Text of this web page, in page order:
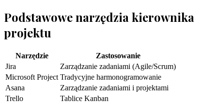
Podstawowe narzędzia kierownika
projektu
Narzędzie
Zastosowanie
Jira
Zarządzanie zadaniami (Agile/Scrum)
Microsoft Project Tradycyjne harmonogramowanie
Asana
Zarządzanie zadaniami i projektami
Trello
Tablice Kanban